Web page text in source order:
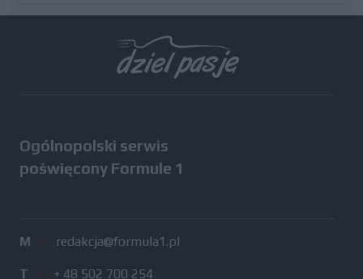
Ogólnopolski serwis
poświęcony Formule 1
M / redakcja@formula1.pl
T / + 48 502 700 254